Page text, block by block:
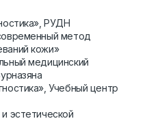
РУДН
метод
кожи»
медицинский
Учебный центр
эстетической